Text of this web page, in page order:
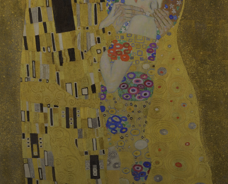
As obras de Klimt
são
caracterizadas
por padrões
ornamentais,
cores vibrantes e
detalhes